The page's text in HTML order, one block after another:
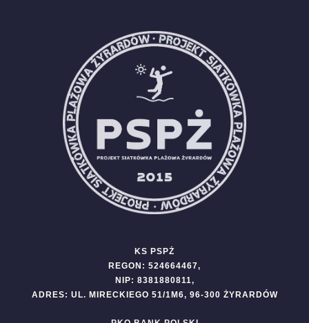
KS PSPŻ
REGON: 524664467,
NIP: 8381880811,
ADRES: UL. MIRECKIEGO 51/1M6, 96-300 ŻYRARDÓW